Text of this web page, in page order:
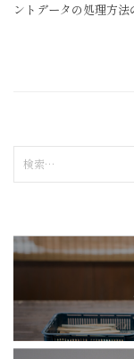
ントデータの処理方
索